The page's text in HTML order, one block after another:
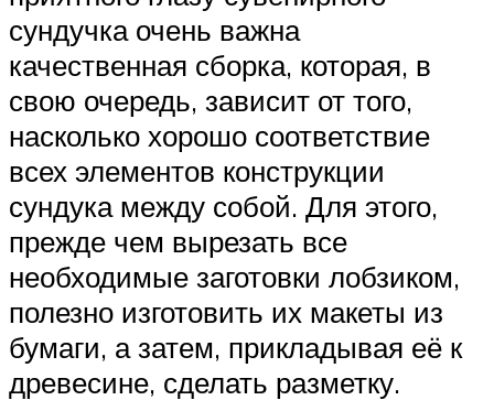
сундучка очень важна
качественная сборка, которая, в
свою очередь, зависит от того,
насколько хорошо соответствие
всех элементов конструкции
сундука между собой. Для этого,
прежде чем вырезать все
необходимые заготовки лобзиком,
полезно изготовить их макеты из
бумаги, а затем, прикладывая её к
древесине, сделать разметку.